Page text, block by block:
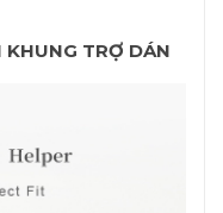
KHUNG TRỢ DÁN